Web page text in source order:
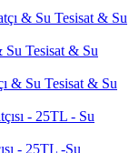
& Su Tesisat & Su
Su Tesisat & Su
& Su Tesisat & Su
- 25TL - Su
- 25TL -Su